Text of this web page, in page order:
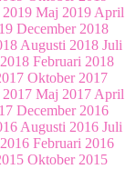
Maj 2019 April
December 2018
Augusti 2018 Juli
Februari 2018
Oktober 2017
Maj 2017 April
December 2016
Augusti 2016 Juli
Februari 2016
Oktober 2015